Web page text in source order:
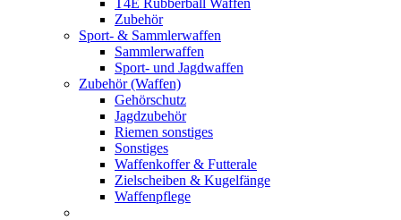
T4E Rubberball Waffen
Zubehör
Sport- & Sammlerwaffen
Sammlerwaffen
Sport- und Jagdwaffen
Zubehör (Waffen)
Gehörschutz
Jagdzubehör
Riemen sonstiges
Sonstiges
Waffenkoffer & Futterale
Zielscheiben & Kugelfänge
Waffenpflege